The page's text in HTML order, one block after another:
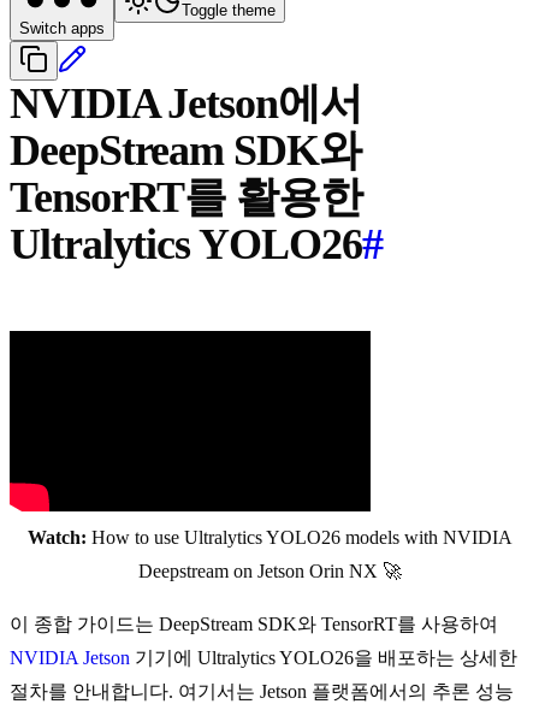
Switch apps
Toggle theme
NVIDIA Jetson에서
DeepStream SDK와
TensorRT를 활용한
Ultralytics YOLO26#
Watch: How to use Ultralytics YOLO26 models with NVIDIA
Deepstream on Jetson Orin NX 🚀
이 종합 가이드는 DeepStream SDK와 TensorRT를 사용하여
NVIDIA Jetson 기기에 Ultralytics YOLO26을 배포하는 상세한
절차를 안내합니다. 여기서는 Jetson 플랫폼에서의 추론 성능